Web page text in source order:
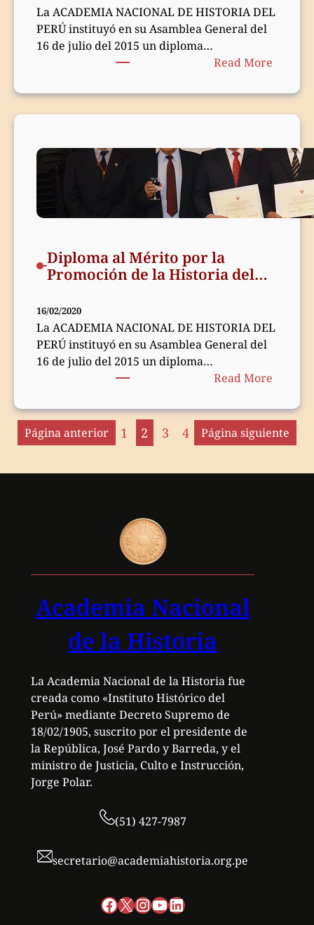
La ACADEMIA NACIONAL DE HISTORIA DEL
PERÚ instituyó en su Asamblea General del
16 de julio del 2015 un diploma…
Read More:
al
mérito
la
de
la
Diploma al Mérito por la
Promoción de la Historia del
16/02/2020
La ACADEMIA NACIONAL DE HISTORIA DEL
PERÚ instituyó en su Asamblea General del
16 de julio del 2015 un diploma…
Read More:
al
Mérito
por
Página anterior 1 2 3 4 Página siguiente
Academia Nacional
de la Historia
La Academia Nacional de la Historia fue
creada como «Instituto Histórico del
Perú» mediante Decreto Supremo de
18/02/1905, suscrito por el presidente de
la República, José Pardo y Barreda, y el
ministro de Justicia, Culto e Instrucción,
Jorge Polar.
(51) 427-7987
secretario@academiahistoria.org.pe
Facebook
X Instagram
YouTube
LinkedIn